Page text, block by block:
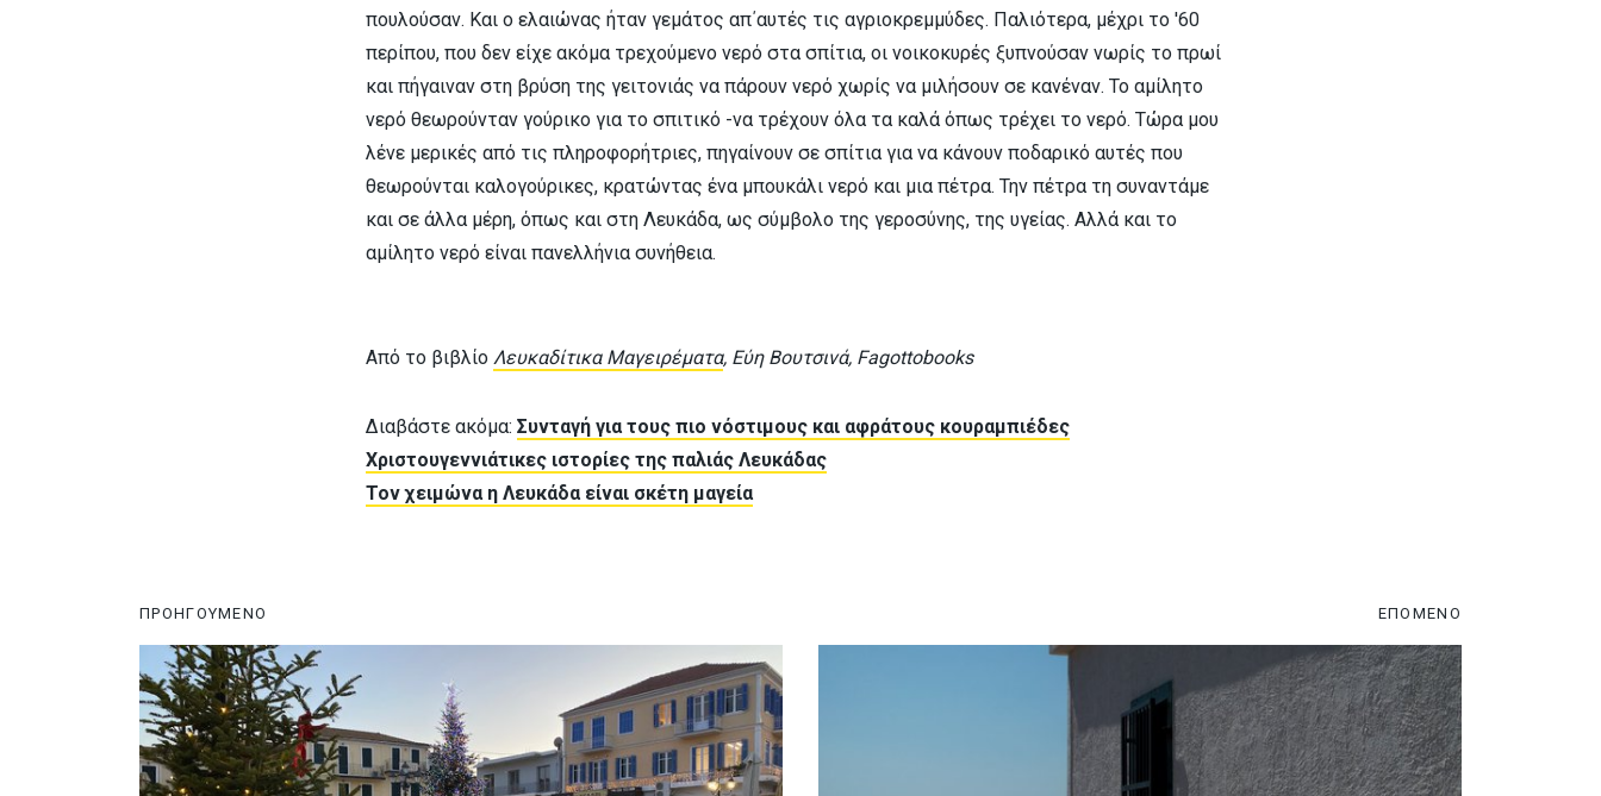
πουλούσαν. Και ο ελαιώνας ήταν γεμάτος απ΄αυτές τις αγριοκρεμμύδες. Παλιότερα, μέχρι το '60
περίπου, που δεν είχε ακόμα τρεχούμενο νερό στα σπίτια, οι νοικοκυρές ξυπνούσαν νωρίς το πρωί
και πήγαιναν στη βρύση της γειτονιάς να πάρουν νερό χωρίς να μιλήσουν σε κανέναν. Το αμίλητο
νερό θεωρούνταν γούρικο για το σπιτικό -να τρέχουν όλα τα καλά όπως τρέχει το νερό. Τώρα μου
λένε μερικές από τις πληροφορήτριες, πηγαίνουν σε σπίτια για να κάνουν ποδαρικό αυτές που
θεωρούνται καλογούρικες, κρατώντας ένα μπουκάλι νερό και μια πέτρα. Την πέτρα τη συναντάμε
και σε άλλα μέρη, όπως και στη Λευκάδα, ως σύμβολο της γεροσύνης, της υγείας. Αλλά και το
αμίλητο νερό είναι πανελλήνια συνήθεια.
Από το βιβλίο Λευκαδίτικα Μαγειρέματα, Eύη Βουτσινά, Fagottobooks
Διαβάστε ακόμα: Συνταγή για τους πιο νόστιμους και αφράτους κουραμπιέδες
Χριστουγεννιάτικες ιστορίες της παλιάς Λευκάδας
Τον χειμώνα η Λευκάδα είναι σκέτη μαγεία
ΠΡΟΗΓΟΥΜΕΝΟ ΕΠΟΜΕΝΟ